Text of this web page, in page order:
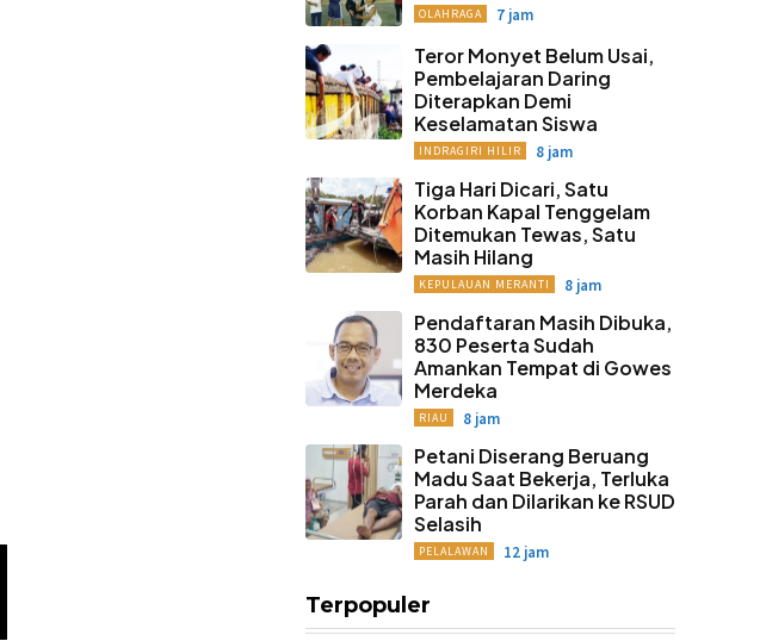
OLAHRAGA 7 jam
Teror Monyet Belum Usai,
Pembelajaran Daring
Diterapkan Demi
Keselamatan Siswa
INDRAGIRI HILIR 8 jam
Tiga Hari Dicari, Satu
Korban Kapal Tenggelam
Ditemukan Tewas, Satu
Masih Hilang
KEPULAUAN MERANTI 8 jam
Pendaftaran Masih Dibuka,
830 Peserta Sudah
Amankan Tempat di Gowes
Merdeka
RIAU 8 jam
Petani Diserang Beruang
Madu Saat Bekerja, Terluka
Parah dan Dilarikan ke RSUD
Selasih
PELALAWAN 12 jam
Terpopuler